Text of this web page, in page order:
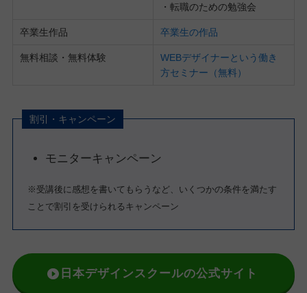
・転職のための勉強会
卒業生作品 卒業生の作品
無料相談・無料体験
WEBデザイナーという働き
方セミナー（無料）
割引・キャンペーン
モニターキャンペーン
※受講後に感想を書いてもらうなど、いくつかの条件を満たす
ことで割引を受けられるキャンペーン
日本デザインスクールの公式サイト